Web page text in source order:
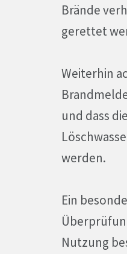
Brände
gerettet
Weiterhin
und dass
werden.
Ein
Nutzung